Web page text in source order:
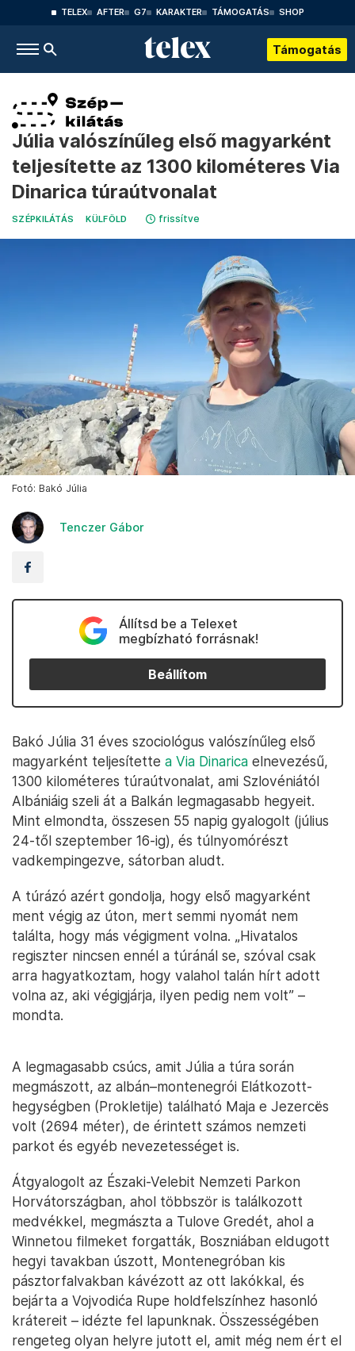
TELEX AFTER G7 KARAKTER TÁMOGATÁS SHOP
Támogatás
Júlia valószínűleg első magyarként
teljesítette az 1300 kilométeres Via
Dinarica túraútvonalat
SZÉPKILÁTÁS KÜLFÖLD frissítve
Fotó: Bakó Júlia
Tenczer Gábor
Állítsd be a Telexet
megbízható forrásnak!
Beállítom
Bakó Júlia 31 éves szociológus valószínűleg első
magyarként teljesítette a Via Dinarica elnevezésű,
1300 kilométeres túraútvonalat, ami Szlovéniától
Albániáig szeli át a Balkán legmagasabb hegyeit.
Mint elmondta, összesen 55 napig gyalogolt (július
24-től szeptember 16-ig), és túlnyomórészt
vadkempingezve, sátorban aludt.
A túrázó azért gondolja, hogy első magyarként
ment végig az úton, mert semmi nyomát nem
találta, hogy más végigment volna. „Hivatalos
regiszter nincsen ennél a túránál se, szóval csak
arra hagyatkoztam, hogy valahol talán hírt adott
volna az, aki végigjárja, ilyen pedig nem volt” –
mondta.
A legmagasabb csúcs, amit Júlia a túra során
megmászott, az albán–montenegrói Elátkozott-
hegységben (Prokletije) található Maja e Jezercës
volt (2694 méter), de érintett számos nemzeti
parkot és egyéb nevezetességet is.
Átgyalogolt az Északi-Velebit Nemzeti Parkon
Horvátországban, ahol többször is találkozott
medvékkel, megmászta a Tulove Gredét, ahol a
Winnetou filmeket forgatták, Boszniában eldugott
hegyi tavakban úszott, Montenegróban kis
pásztorfalvakban kávézott az ott lakókkal, és
bejárta a Vojvodića Rupe holdfelszínhez hasonló
krátereit – idézte fel lapunknak. Összességében
rengeteg olyan helyre jutott el, amit még nem ért el